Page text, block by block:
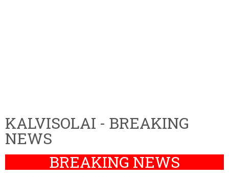
KALVISOLAI - BREAKING
NEWS
BREAKING NEWS